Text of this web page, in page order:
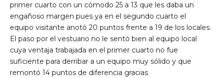
primer cuarto con un cómodo 25 a 13 que les daba un
engañoso margen pues ya en el segundo cuarto el
equipo visitante anotó 20 puntos frente a 19 de los locales.
El paso por el vestuario no le sentó bien al equipo local
cuya ventaja trabajada en el primer cuarto no fue
suficiente para derribar a un equipo muy sólido y que
remontó 14 puntos de diferencia gracias